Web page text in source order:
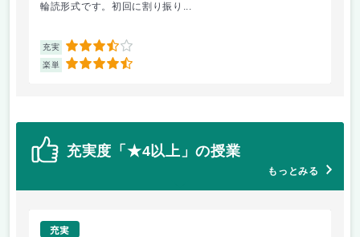
輪読形式です。初回に割り振り...
充実 3.5
楽単 4.5
充実度「★4以上」の授業
もっとみる
充実